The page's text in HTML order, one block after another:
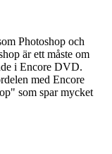
Photoshop och
är ett måste om
i Encore DVD.
med Encore
som spar mycket